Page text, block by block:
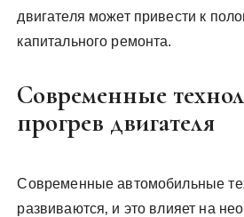
двигателя может привести к
капитального ремонта.
Современные
прогрев двигателя
Современные автомобильные
развиваются‚ и это влияет на